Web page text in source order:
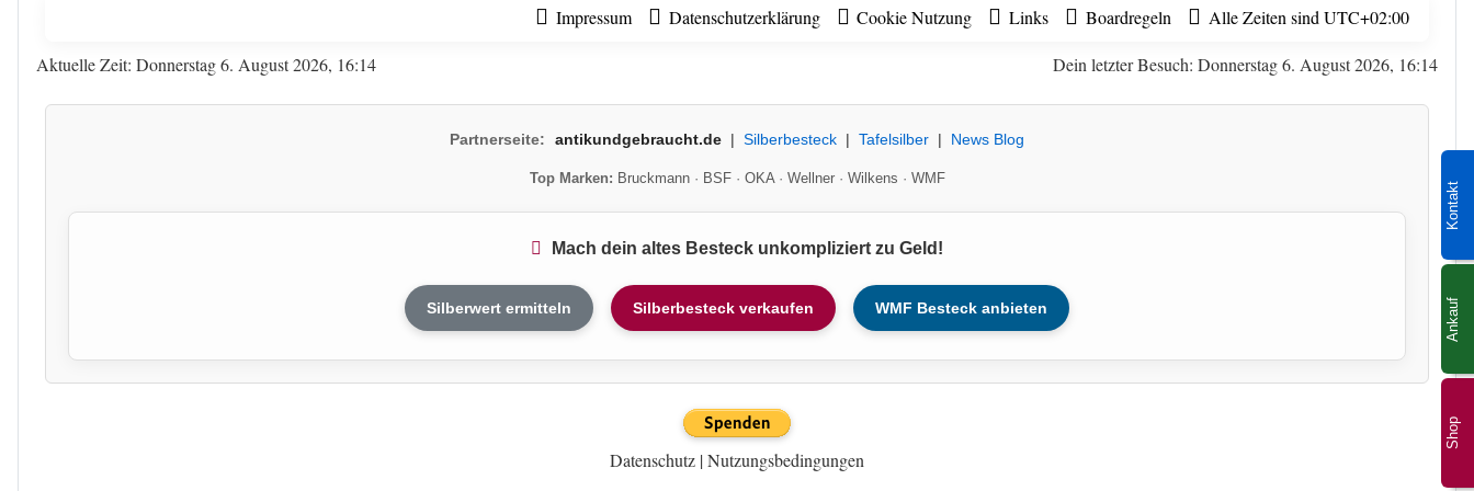
Shop
Kontakt
Ankauf
Impressum Datenschutzerklärung Cookie Nutzung Links Boardregeln Alle Zeiten sind UTC+02:00
Dein letzter Besuch: Donnerstag 6. August 2026, 16:14
Aktuelle Zeit: Donnerstag 6. August 2026, 16:14
Partnerseite: antikundgebraucht.de | Silberbesteck | Tafelsilber | News Blog
Top Marken: Bruckmann· BSF· OKA· Wellner· Wilkens · WMF
Mach dein altes Besteck unkompliziert zu Geld!
Silberwert ermitteln Silberbesteck verkaufen WMF Besteck anbieten
Datenschutz |Nutzungsbedingungen